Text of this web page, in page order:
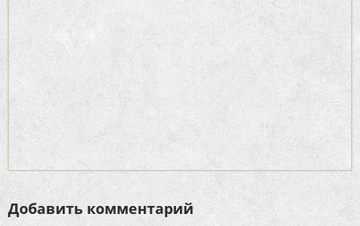
Добавить комментарий